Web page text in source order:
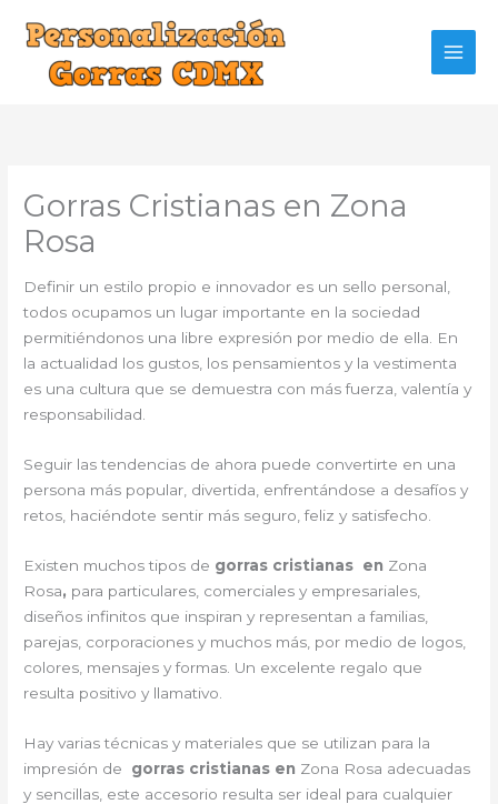
contenido
Gorras Cristianas en Zona
Rosa
Definir un estilo propio e innovador es un sello personal,
todos ocupamos un lugar importante en la sociedad
permitiéndonos una libre expresión por medio de ella. En
la actualidad los gustos, los pensamientos y la vestimenta
es una cultura que se demuestra con más fuerza, valentía y
responsabilidad.
Seguir las tendencias de ahora puede convertirte en una
persona más popular, divertida, enfrentándose a desafíos y
retos, haciéndote sentir más seguro, feliz y satisfecho.
Existen muchos tipos de gorras cristianas en Zona
Rosa, para particulares, comerciales y empresariales,
diseños infinitos que inspiran y representan a familias,
parejas, corporaciones y muchos más, por medio de logos,
colores, mensajes y formas. Un excelente regalo que
resulta positivo y llamativo.
Hay varias técnicas y materiales que se utilizan para la
impresión de gorras cristianas en Zona Rosa adecuadas
y sencillas, este accesorio resulta ser ideal para cualquier